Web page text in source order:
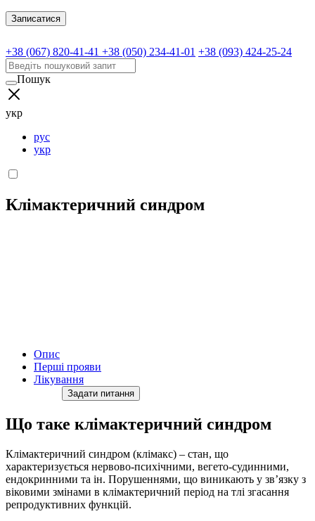
Записатися
+38 (067) 820-41-41 +38 (050) 234-41-01 +38 (093) 424-25-24
Пошук
укр
рус
укр
Клімактеричний синдром
Опис
Перші прояви
Лікування
Задати питання
Що таке клімактеричний синдром
Клімактеричний синдром (клімакс) – стан, що
характеризується нервово-психічними, вегето-судинними,
ендокринними та ін. Порушеннями, що виникають у зв’язку з
віковими змінами в клімактеричний період на тлі згасання
репродуктивних функцій.